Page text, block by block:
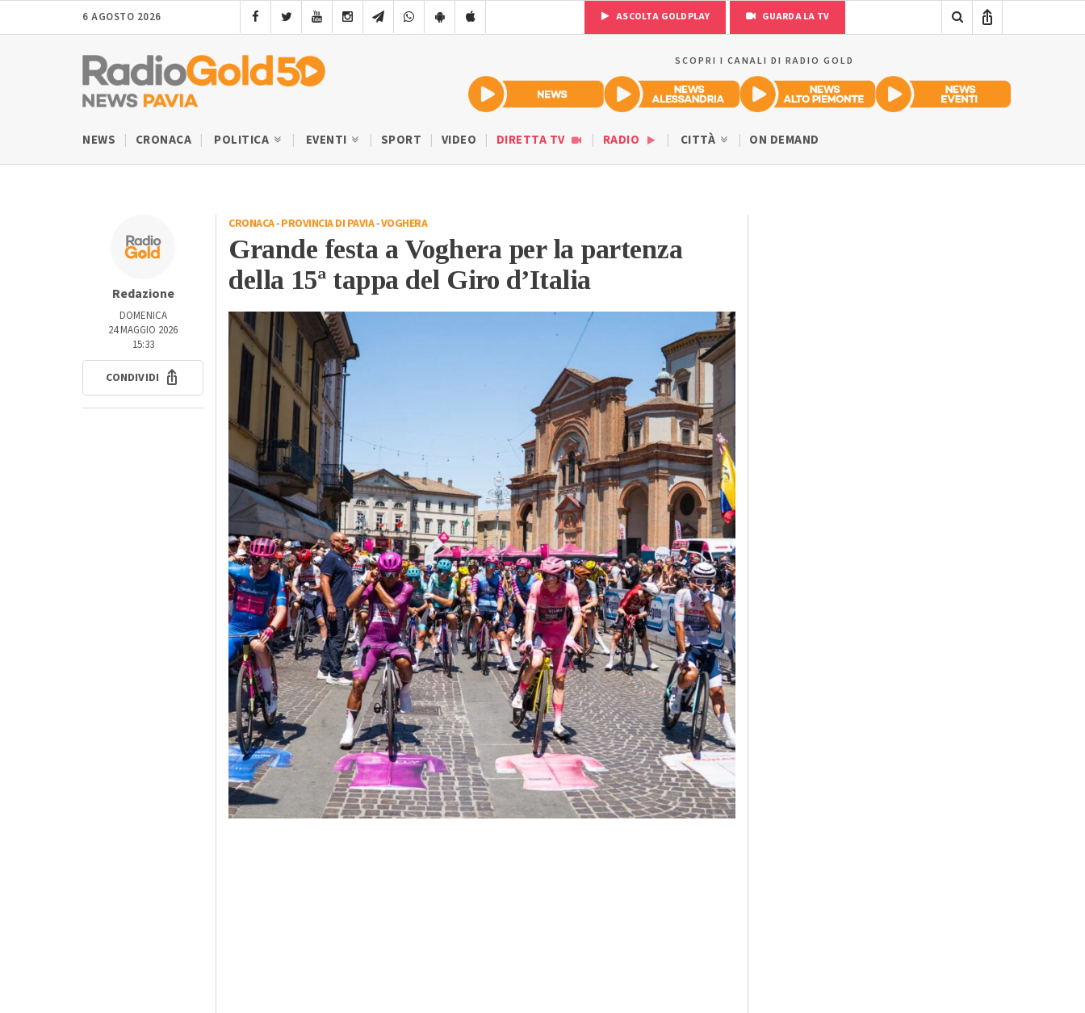
6 AGOSTO 2026 ASCOLTA GOLDPLAY GUARDA LA TV
SCOPRI I CANALI DI RADIO GOLD
NEWS CRONACA POLITICA EVENTI SPORT VIDEO DIRETTA TV RADIO CITTÀ ON DEMAND
Redazione
DOMENICA
24 MAGGIO 2026
15:33
CONDIVIDI
CRONACA-PROVINCIA DI PAVIA-VOGHERA
Grande festa a Voghera per la partenza
della 15ª tappa del Giro d’Italia